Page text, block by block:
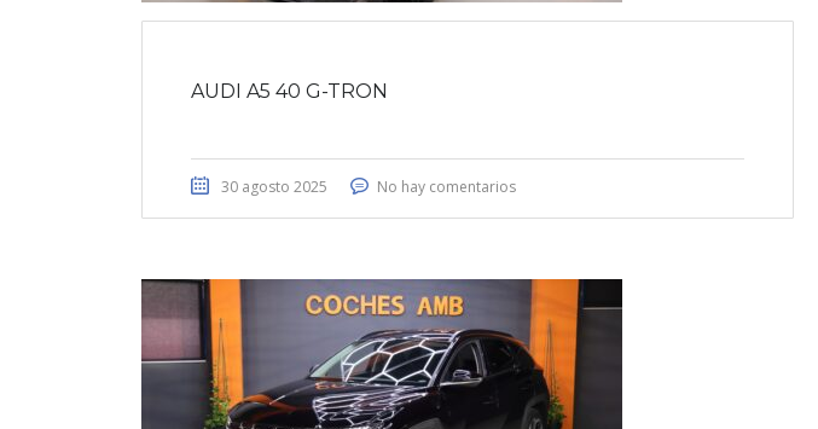
AUDI A5 40 G-TRON
30 agosto 2025 No hay comentarios